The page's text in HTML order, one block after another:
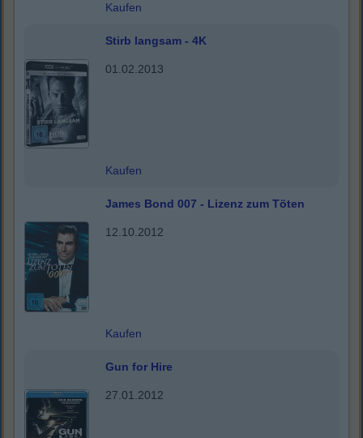
Kaufen
Stirb langsam - 4K
01.02.2013
Kaufen
James Bond 007 - Lizenz zum Töten
12.10.2012
Kaufen
Gun for Hire
27.01.2012